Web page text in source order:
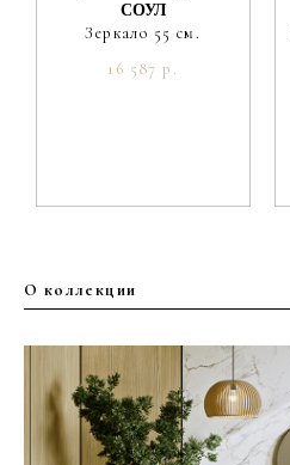
СОУЛ
Зеркало 55 см.
16 587 р.
О коллекции